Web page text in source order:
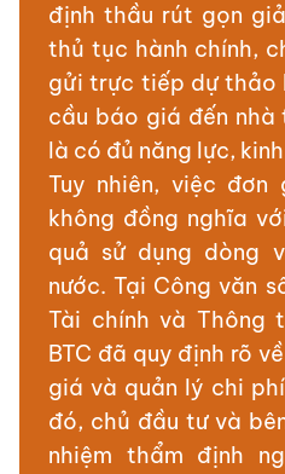
định thầu rút gọn
thủ tục hành chính,
gửi trực tiếp dự thảo
cầu báo giá đến
là có đủ năng lực,
Tuy nhiên, việc
không đồng nghĩa
quả sử dụng dòng
nước. Tại Công văn
Tài chính và Thông
BTC đã quy định rõ
giá và quản lý chi
đó, chủ đầu tư và
nhiệm thẩm định